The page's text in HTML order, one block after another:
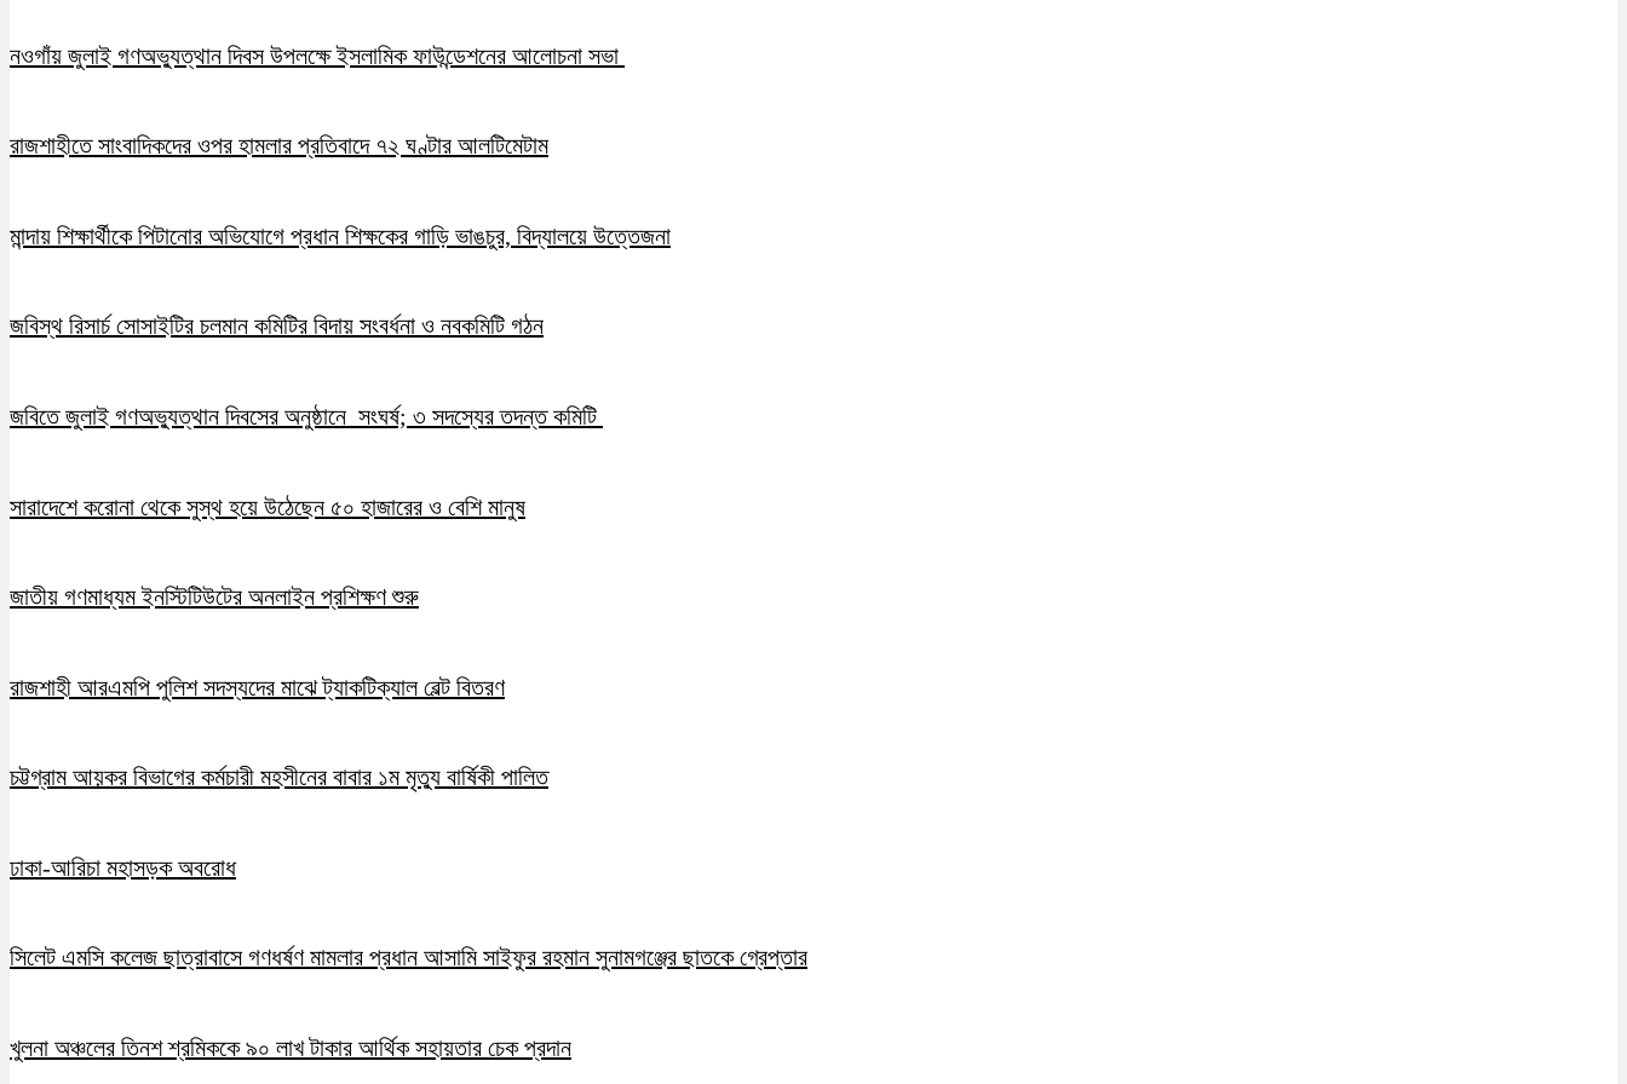
নওগাঁয় জুলাই গণঅভ্যুত্থান দিবস উপলক্ষে ইসলামিক ফাউন্ডেশনের আলোচনা সভা
রাজশাহীতে সাংবাদিকদের ওপর হামলার প্রতিবাদে ৭২ ঘণ্টার আলটিমেটাম
মান্দায় শিক্ষার্থীকে পিটানোর অভিযোগে প্রধান শিক্ষকের গাড়ি ভাঙচুর, বিদ্যালয়ে উত্তেজনা
জবিস্থ রিসার্চ সোসাইটির চলমান কমিটির বিদায় সংবর্ধনা ও নবকমিটি গঠন
জবিতে জুলাই গণঅভ্যুত্থান দিবসের অনুষ্ঠানে সংঘর্ষ; ৩ সদস্যের তদন্ত কমিটি
সারাদেশে করোনা থেকে সুস্থ হয়ে উঠেছেন ৫০ হাজারের ও বেশি মানুষ
জাতীয় গণমাধ্যম ইনস্টিটিউটের অনলাইন প্রশিক্ষণ শুরু
রাজশাহী আরএমপি পুলিশ সদস্যদের মাঝে ট্যাকটিক্যাল বেল্ট বিতরণ
চট্টগ্রাম আয়কর বিভাগের কর্মচারী মহসীনের বাবার ১ম মৃত্যু বার্ষিকী পালিত
ঢাকা-আরিচা মহাসড়ক অবরোধ
সিলেট এমসি কলেজ ছাত্রাবাসে গণধর্ষণ মামলার প্রধান আসামি সাইফুর রহমান সুনামগঞ্জের ছাতকে গ্রেপ্তার
খুলনা অঞ্চলের তিনশ শ্রমিককে ৯০ লাখ টাকার আর্থিক সহায়তার চেক প্রদান